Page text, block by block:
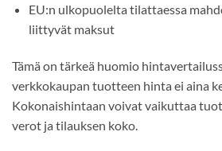
EU:n ulkopuolelta tilattaessa
liittyvät maksut
Tämä on tärkeä huomio
verkkokaupan tuotteen hinta ei aina
Kokonaishintaan voivat vaikuttaa
verot ja tilauksen koko.